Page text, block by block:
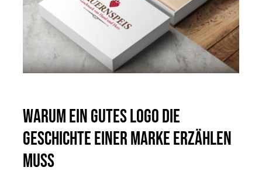
Warum ein gutes Logo die
Geschichte einer Marke erzählen
muss